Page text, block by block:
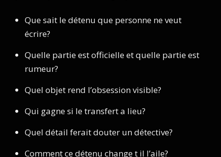
Que sait le détenu que personne ne veut
écrire?
Quelle partie est officielle et quelle partie est
rumeur?
Quel objet rend l’obsession visible?
Qui gagne si le transfert a lieu?
Quel détail ferait douter un détective?
Comment ce détenu change t il l’aile?